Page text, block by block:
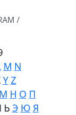
/
M N
Y Z
М Н О П
ЬЭ Ю Я